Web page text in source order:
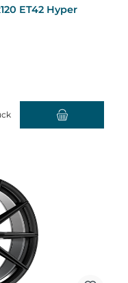
ET42 Hyper